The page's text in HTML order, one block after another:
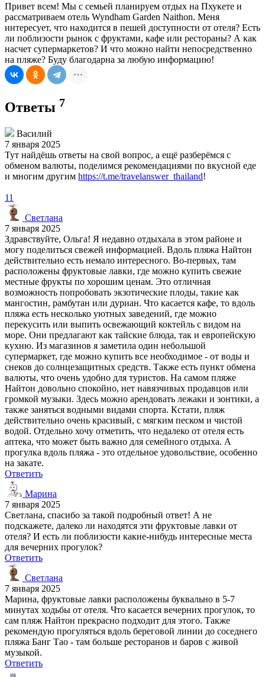
Привет всем! Мы с семьей планируем отдых на Пхукете и
рассматриваем отель Wyndham Garden Naithon. Меня
интересует, что находится в пешей доступности от отеля? Есть
ли поблизости рынок с фруктами, кафе или рестораны? А как
насчет супермаркетов? И что можно найти непосредственно
на пляже? Буду благодарна за любую информацию!
Ответы 7
Василий
7 января 2025
Тут найдёшь ответы на свой вопрос, а ещё разберёмся с
обменом валюты, поделимся рекомендациями по вкусной еде
и многим другим https://t.me/travelanswer_thailand!
11
Светлана
7 января 2025
Здравствуйте, Ольга! Я недавно отдыхала в этом районе и
могу поделиться свежей информацией. Вдоль пляжа Найтон
действительно есть немало интересного. Во-первых, там
расположены фруктовые лавки, где можно купить свежие
местные фрукты по хорошим ценам. Это отличная
возможность попробовать экзотические плоды, такие как
мангостин, рамбутан или дуриан. Что касается кафе, то вдоль
пляжа есть несколько уютных заведений, где можно
перекусить или выпить освежающий коктейль с видом на
море. Они предлагают как тайские блюда, так и европейскую
кухню. Из магазинов я заметила один небольшой
супермаркет, где можно купить все необходимое - от воды и
снеков до солнцезащитных средств. Также есть пункт обмена
валюты, что очень удобно для туристов. На самом пляже
Найтон довольно спокойно, нет навязчивых продавцов или
громкой музыки. Здесь можно арендовать лежаки и зонтики, а
также заняться водными видами спорта. Кстати, пляж
действительно очень красивый, с мягким песком и чистой
водой. Отдельно хочу отметить, что недалеко от отеля есть
аптека, что может быть важно для семейного отдыха. А
прогулка вдоль пляжа - это отдельное удовольствие, особенно
на закате.
Ответить
Марина
7 января 2025
Светлана, спасибо за такой подробный ответ! А не
подскажете, далеко ли находятся эти фруктовые лавки от
отеля? И есть ли поблизости какие-нибудь интересные места
для вечерних прогулок?
Ответить
Светлана
7 января 2025
Марина, фруктовые лавки расположены буквально в 5-7
минутах ходьбы от отеля. Что касается вечерних прогулок, то
сам пляж Найтон прекрасно подходит для этого. Также
рекомендую прогуляться вдоль береговой линии до соседнего
пляжа Банг Тао - там больше ресторанов и баров с живой
музыкой.
Ответить